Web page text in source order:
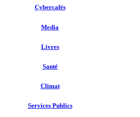
Cybercafés
Media
Livres
Santé
Climat
Services Publics